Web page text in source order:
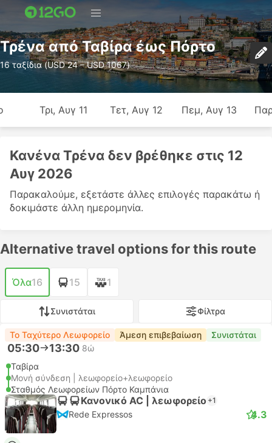
Τρένα από Ταβίρα έως Πόρτο
16 ταξίδια (USD 24 – USD 1067)
Τρι, Αυγ 11 Τετ, Αυγ 12 Πεμ, Αυγ 13
Κανένα Τρένα δεν βρέθηκε στις 12
Αυγ 2026
Παρακαλούμε, εξετάστε άλλες επιλογές παρακάτω ή
δοκιμάστε άλλη ημερομηνία.
Alternative travel options for this route
Όλα16 15 1
Συνιστάται Φίλτρα
Το Ταχύτερο Λεωφορείο Άμεση επιβεβαίωση Συνιστάται
05:30 13:30 8ώ
Ταβίρα
Μονή σύνδεση | λεωφορείο+λεωφορείο
Σταθμός Λεωφορείων Πόρτο Καμπάνια
Κανονικό AC | λεωφορείο +1
Rede Expressos 4.3